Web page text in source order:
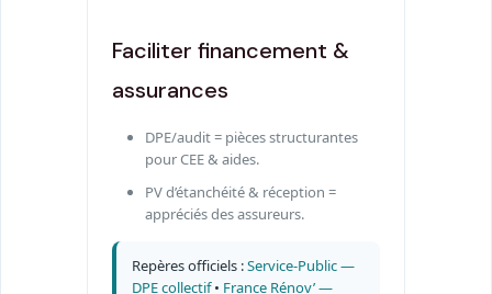
Faciliter financement &
assurances
DPE/audit = pièces structurantes
pour CEE & aides.
PV d’étanchéité & réception =
appréciés des assureurs.
Repères officiels :Service-Public —
DPE collectif• France Rénov’ —